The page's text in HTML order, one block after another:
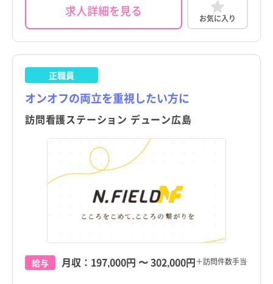
求人詳細を見る お気に入り
正職員
オンオフの両立を重視したい方に
訪問看護ステーション デューン広島
給与 月収： 197,000円 〜302,000円＋訪問件数手当